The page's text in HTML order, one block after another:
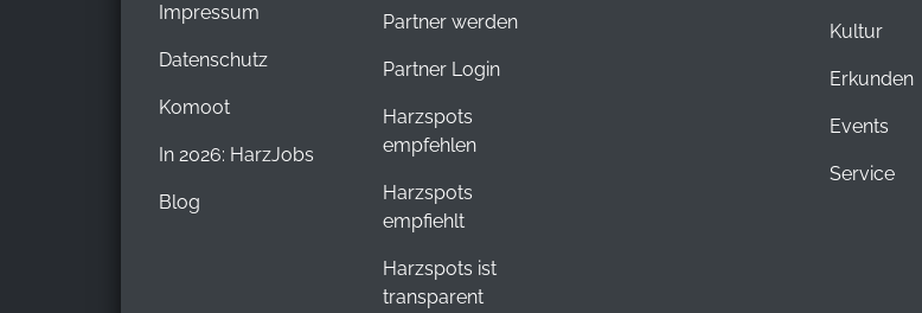
Impressum
Datenschutz
Komoot
In 2026: HarzJobs
Blog
Partner werden
Partner Login
Harzspots
empfehlen
Harzspots
empfiehlt
Harzspots ist
transparent
Kultur
Erkunden
Events
Service